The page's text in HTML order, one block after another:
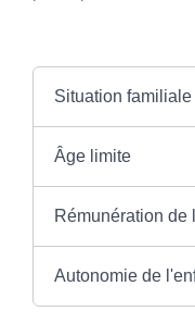
Situation familiale
Âge limite
Rémunération de
Autonomie de